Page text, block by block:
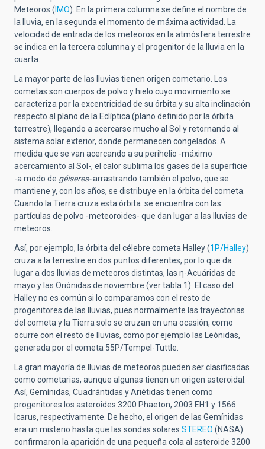
Meteoros ( IMO). En la primera columna se define el nombre de
la lluvia, en la segunda el momento de máxima actividad. La
velocidad de entrada de los meteoros en la atmósfera terrestre
se indica en la tercera columna y el progenitor de la lluvia en la
cuarta.
La mayor parte de las lluvias tienen origen cometario. Los
cometas son cuerpos de polvo y hielo cuyo movimiento se
caracteriza por la excentricidad de su órbita y su alta inclinación
respecto al plano de la Eclíptica (plano definido por la órbita
terrestre), llegando a acercarse mucho al Sol y retornando al
sistema solar exterior, donde permanecen congelados. A
medida que se van acercando a su perihelio -máximo
acercamiento al Sol-, el calor sublima los gases de la superficie
-a modo de géiseres-arrastrando también el polvo, que se
mantiene y, con los años, se distribuye en la órbita del cometa.
Cuando la Tierra cruza esta órbita se encuentra con las
partículas de polvo -meteoroides- que dan lugar a las lluvias de
meteoros.
Así, por ejemplo, la órbita del célebre cometa Halley (1P/Halley)
cruza a la terrestre en dos puntos diferentes, por lo que da
lugar a dos lluvias de meteoros distintas, las η-Acuáridas de
mayo y las Oriónidas de noviembre (ver tabla 1). El caso del
Halley no es común si lo comparamos con el resto de
progenitores de las lluvias, pues normalmente las trayectorias
del cometa y la Tierra solo se cruzan en una ocasión, como
ocurre con el resto de lluvias, como por ejemplo las Leónidas,
generada por el cometa 55P/Tempel-Tuttle.
La gran mayoría de lluvias de meteoros pueden ser clasificadas
como cometarias, aunque algunas tienen un origen asteroidal.
Así, Gemínidas, Cuadrántidas y Ariétidas tienen como
progenitores los asteroides 3200 Phaeton, 2003 EH1 y 1566
Icarus, respectivamente. De hecho, el origen de las Gemínidas
era un misterio hasta que las sondas solares STEREO (NASA)
confirmaron la aparición de una pequeña cola al asteroide 3200